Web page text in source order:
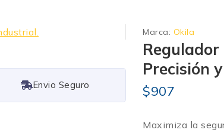
Free Shipping
Marca: Okila
Regulador
Precisión
$907
Maximiza la